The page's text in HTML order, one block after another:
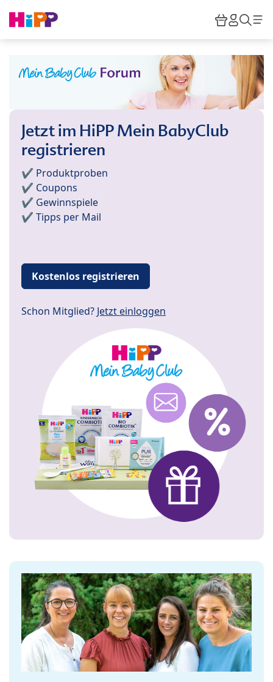
HiPP
Jetzt im HiPP Mein BabyClub
registrieren
✔️ Produktproben
✔️ Coupons
✔️ Gewinnspiele
✔️ Tipps per Mail
Kostenlos registrieren
Schon Mitglied? Jetzt einloggen